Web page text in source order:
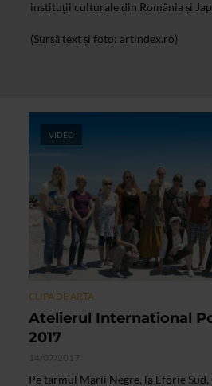
instituții culturale din România și
(Sursă text și foto: artindex.ro)
VIDEO
CLIPA DE ARTA
Atelierul International
2017
14/07/2017
Pe tarmul Marii Negre, la Eforie